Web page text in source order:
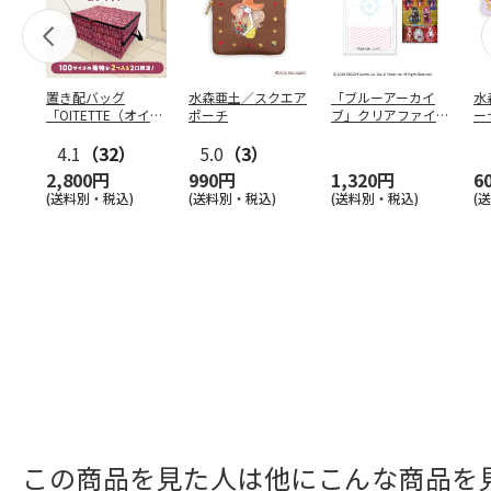
置き配バッグ
「OITETTE（オイテ
4.1 （32）
2,800円
(送料別・税込)
水森亜土／スクエア
ポーチ
5.0 （3）
990円
(送料別・税込)
「ブルーアーカイ
ブ」クリアファイル
1,320円
(送料別・税込)
水
ー
(
この商品を見た人は他にこんな商品を